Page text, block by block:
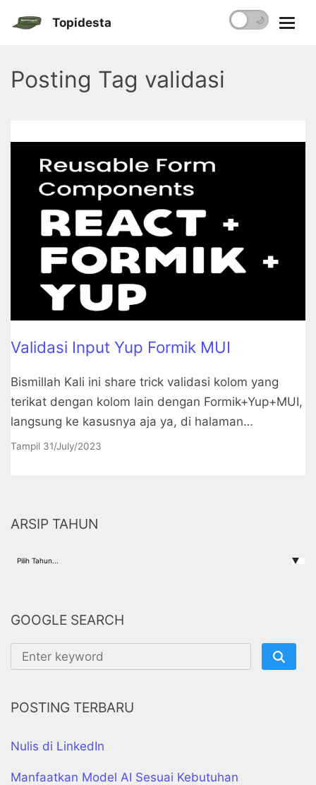
Topidesta 🌙
Posting Tag validasi
Validasi Input Yup Formik MUI
Bismillah Kali ini share trick validasi kolom yang
terikat dengan kolom lain dengan Formik+Yup+MUI,
langsung ke kasusnya aja ya, di halaman…
Tampil 31/July/2023
ARSIP TAHUN
GOOGLE SEARCH
POSTING TERBARU
Nulis di LinkedIn
Manfaatkan Model AI Sesuai Kebutuhan